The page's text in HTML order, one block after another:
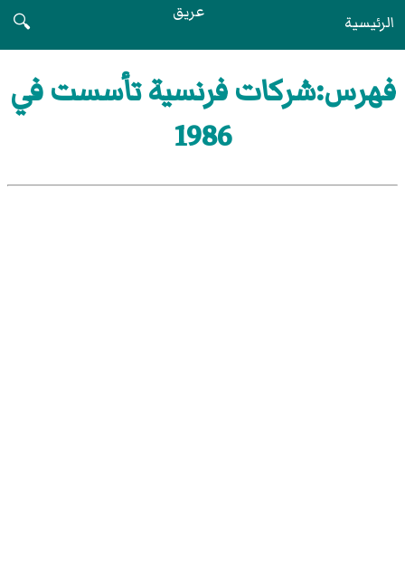
الرئيسية عريق
🔍
فهرس:شركات فرنسية تأسست في
1986